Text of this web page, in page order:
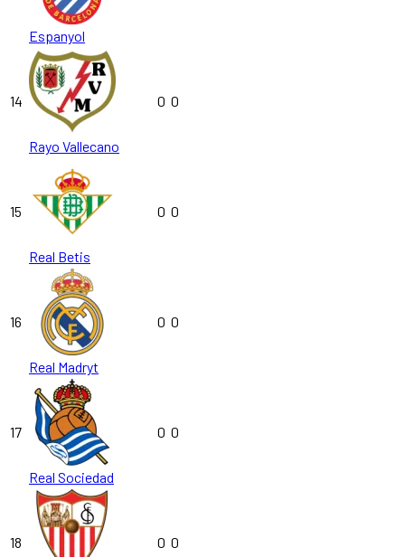
Espanyol
14
Rayo Vallecano
0 0
15
Real Betis
0 0
16
Real Madryt
0 0
17
Real Sociedad
0 0
18 0 0